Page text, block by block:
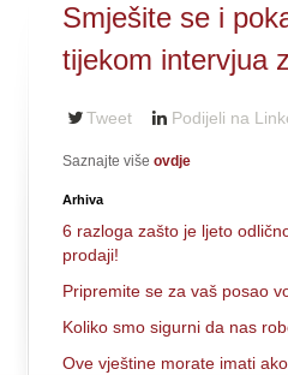
Smješite se i
tijekom intervjua
Tweet Podijeli na
Saznajte više ovdje
Arhiva
6 razloga zašto je ljeto
prodaji!
Pripremite se za vaš posao
Koliko smo sigurni da nas
Ove vještine morate imati